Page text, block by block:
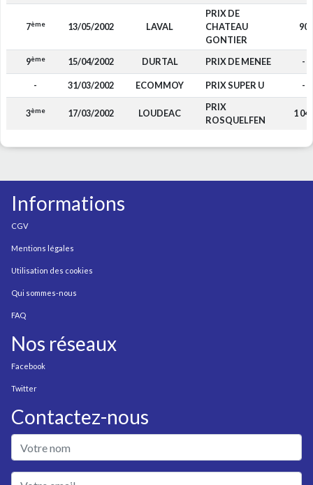
7ème 13/05/2002 LAVAL
PRIX DE
CHATEAU
GONTIER
90
9ème 15/04/2002 DURTAL PRIX DE MENEE -
- 31/03/2002 ECOMMOY PRIX SUPER U -
3ème 17/03/2002 LOUDEAC
PRIX
ROSQUELFEN
1
Informations
CGV
Mentions légales
Utilisation des cookies
Qui sommes-nous
FAQ
Nos réseaux
Facebook
Twitter
Contactez-nous